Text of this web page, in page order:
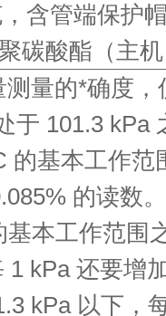
含管端保护
聚碳酸酯（主
测量的*确度
于 101.3 kPa
的基本工作范
的读数
基本工作范围
1 kPa 还要增
kPa 以下，